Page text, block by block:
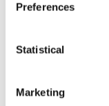
Preferences
Statistical
Marketing
les
learning.lu
les